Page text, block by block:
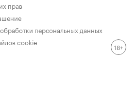
прав
персональных данных
cookie
18+